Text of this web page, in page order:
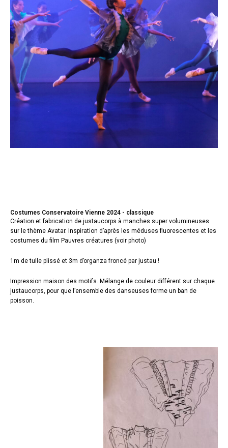
Costumes Conservatoire Vienne 2024 - classique
Création et fabrication de justaucorps à manches super volumineuses
sur le thème Avatar. Inspiration d’après les méduses fluorescentes et les
costumes du film Pauvres créatures (voir photo)
1m de tulle plissé et 3m d’organza froncé par justau !
Impression maison des motifs. Mélange de couleur différent sur chaque
justaucorps, pour que l’ensemble des danseuses forme un ban de
poisson.